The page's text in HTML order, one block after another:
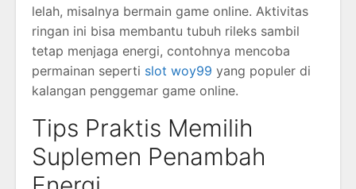
lelah, misalnya bermain game online. Aktivitas
ringan ini bisa membantu tubuh rileks sambil
tetap menjaga energi, contohnya mencoba
permainan seperti slot woy99 yang populer di
kalangan penggemar game online.
Tips Praktis Memilih
Suplemen Penambah